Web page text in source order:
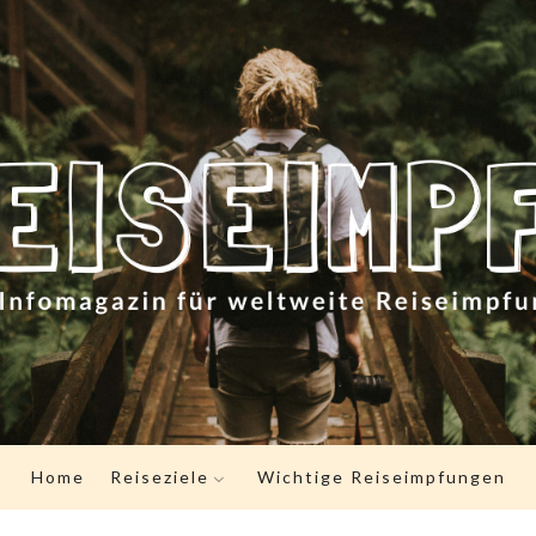
Home Reiseziele Wichtige Reiseimpfungen